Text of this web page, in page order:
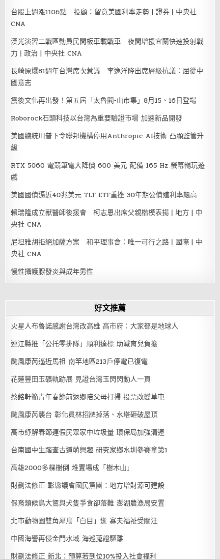
台股上週漲1106點 投顧：留意美國利率走勢 | 證券 | 中央社
CNA
漢光演習二戰區動員民間板車載戰車 夜間增援宜蘭快速投射戰
力 | 政治 | 中央社 CNA
長崎原爆81週年台灣席次惹議 李逸洋降出席層級抗議：屈從中
國意志
震後文化再出發！第五屆「太魯閣•山市集」8月15、16日登場
Roborock石頭科技以台灣為重要驗證市場 加速新品開發
美國總統川普下令聯邦機構停用Anthropic AI技術 凸顯監管升
級
RTX 5060 電競筆電大降價 600 美元 配備 165 Hz 螢幕暢玩遊
戲
美國國債逼近40兆美元 TLT ETF重挫 30年期公債殖利率飆高
賴瑞隆成立獸醫師後援會 柯志恩出席父親楷模表揚 | 地方 | 中
央社 CNA
尼坦雅胡拒絕加薩方案 和平理事會：唯一可行之路 | 國際 | 中
央社 CNA
慢性攝護腺發炎與成年男性
好文推薦
火星人布魯諾感謝台灣改高雄 高市府：大家都是地球人
連江縣推「公托零排隊」順利達標 助減育兒負擔
颱風康芮逼近馬祖 南竿地區213戶停電已復電
花蓮豐田玉礦軌跡展 見證台灣玉閃閃動人一頁
蔡銘軒籲青年春節前返鄉陪父母打掃 投票改變草屯
颱風康芮襲台 彰化員林招牌掉落、水塔砸破屋頂
高市紓解春節連假民眾家中垃圾量 環保局加強清運
台南國中生踏查古道萌興趣 研究家鄉水圳參賽拿第1
高雄2000多棵樹倒 堆置場成「樹木山」
財劃法修正 彰縣議會國民黨團：地方增財源可建設
保育類候鳥大鵟與犬隻爭食卻落難 澎湖農漁局安置
北市動物園雙角犀鳥「白目」逝 寡夫福祉受關注
中國海警再侵金門水域 海巡蒐證驅離
財劃法修正 新北：預算若到位10%投入社會福利